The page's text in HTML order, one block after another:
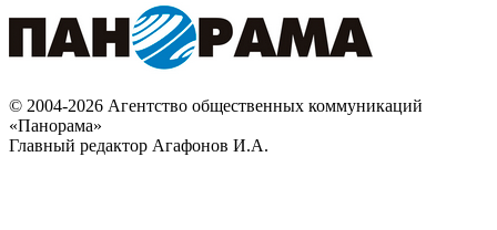
© 2004-2026 Агентство общественных коммуникаций
«Панорама»
Главный редактор Агафонов И.А.